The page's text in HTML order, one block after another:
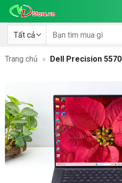
qua
dung
Tìm
kiếm:
Trang chủ » Dell Precision 5570